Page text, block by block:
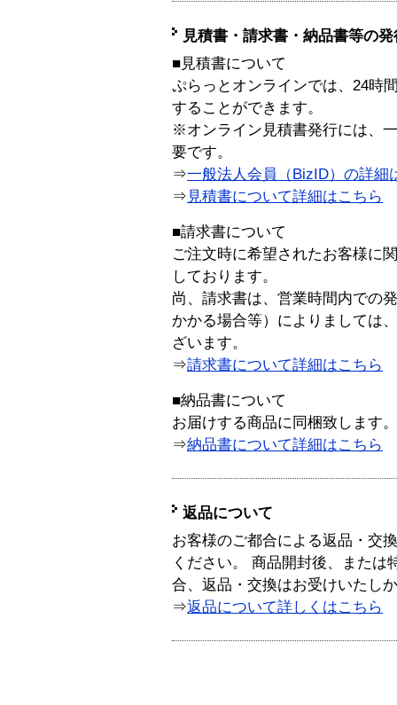
見積書・請求書・納品書等の
■見積書について
ぷらっとオンラインでは、24時
することができます。
※オンライン見積書発行には、
要です。
⇒一般法人会員（BizID）の詳細
⇒ 見積書について詳細はこちら
■請求書について
ご注文時に希望されたお客様に
しております。
尚、請求書は、営業時間内での
かかる場合等）によりましては
ざいます。
⇒請求書について詳細はこちら
■納品書について
お届けする商品に同梱致します。
⇒納品書について詳細はこちら
返品について
お客様のご都合による返品・交
ください。 商品開封後、または
合、返品・交換はお受けいたし
⇒返品について詳しくはこちら